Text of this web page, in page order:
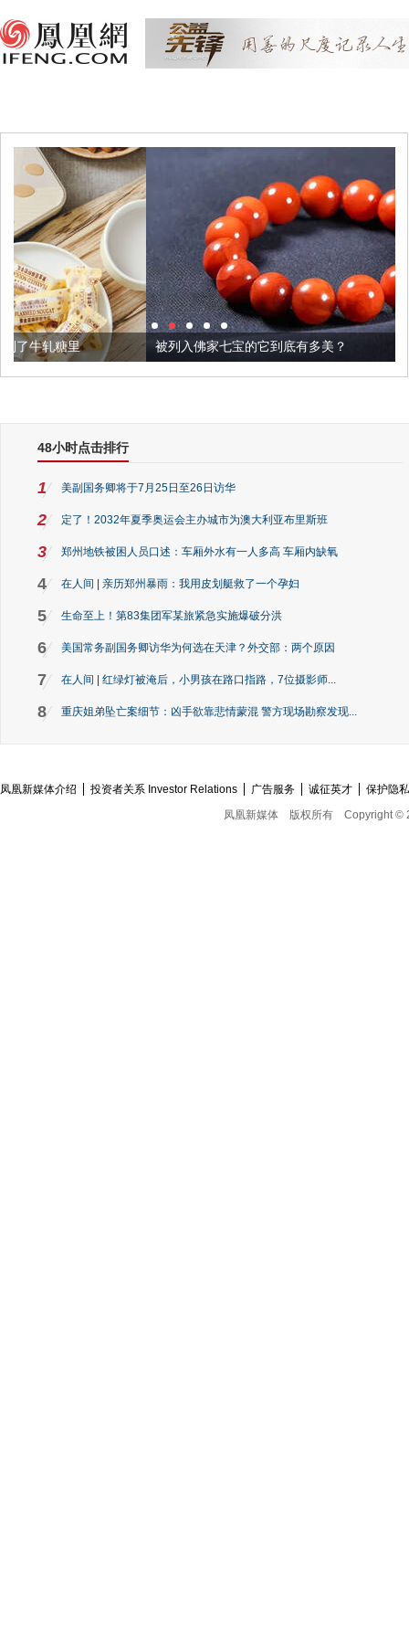
被列入佛家七宝的它到底有多美？
48小时点击排行
1 美副国务卿将于7月25日至26日访华
2 定了！2032年夏季奥运会主办城市为澳大利亚布里斯班
3 郑州地铁被困人员口述：车厢外水有一人多高 车厢内缺氧
4 在人间 | 亲历郑州暴雨：我用皮划艇救了一个孕妇
5 生命至上！第83集团军某旅紧急实施爆破分洪
6 美国常务副国务卿访华为何选在天津？外交部：两个原因
7 在人间 | 红绿灯被淹后，小男孩在路口指路，7位摄影师...
8 重庆姐弟坠亡案细节：凶手欲靠悲情蒙混 警方现场勘察发现...
凤凰新媒体介绍 投资者关系 Investor Relations 广告服务 诚征英才
保护隐
凤凰新媒体
版权所有 Copyright ©